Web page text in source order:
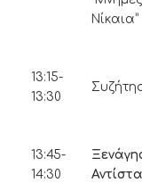
Νίκαια”
13:15-
13:30
13:45-
14:30